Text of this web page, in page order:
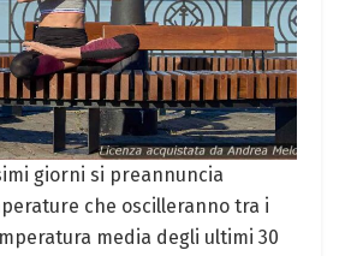
giorni si preannuncia
che oscilleranno tra i
media degli ultimi 30